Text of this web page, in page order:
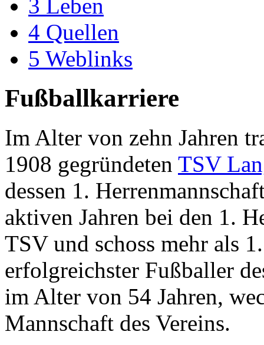
3 Leben
4 Quellen
5 Weblinks
Fußballkarriere
Im Alter von zehn Jahren
1908 gegründeten TSV
dessen 1.
aktiven Jahren bei den 1.
TSV und schoss mehr als
erfolgreichster Fußballer
im Alter von 54 Jahren,
Mannschaft des Vereins.